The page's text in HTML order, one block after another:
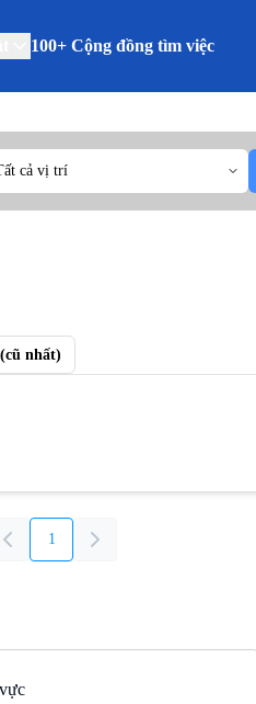
100+ Cộng đồng tìm việc
cả vị trí
nhất)
1